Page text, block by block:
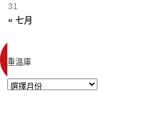
« 七月
31
重溫庫